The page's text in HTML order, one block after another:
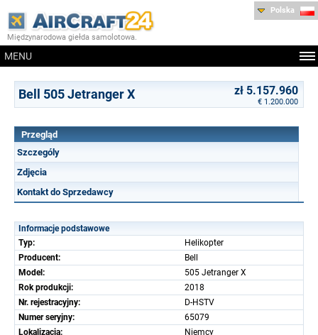
Międzynarodowa giełda samolotowa.
MENU
Polska
Bell 505 Jetranger X zł 5.157.960
€ 1.200.000
Przegląd
Szczególy
Zdjęcia
Kontakt do Sprzedawcy
Informacje podstawowe
Typ:
Helikopter
Producent:
Bell
Model:
505 Jetranger X
Rok produkcji:
2018
Nr. rejestracyjny:
D-HSTV
Numer seryjny:
65079
Lokalizacja:
Niemcy